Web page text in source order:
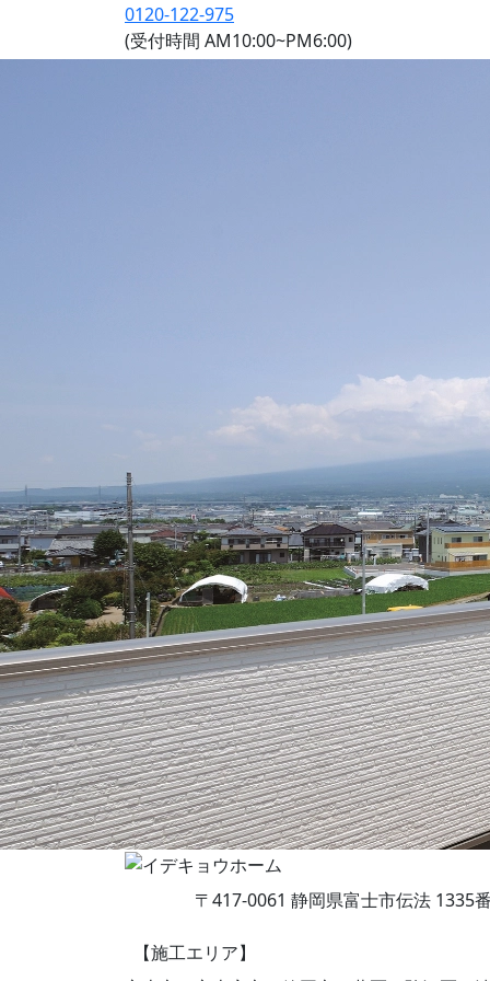
0120-122-975
(受付時間 AM10:00~PM6:00)
〒417-0061 静岡県富士市伝法 1335
【施工エリア】